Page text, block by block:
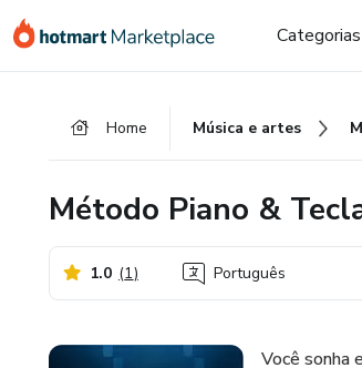
para
para
para
Categorias
Home Música e artes
Método Piano &
1.0 (1) Português
Você sonha